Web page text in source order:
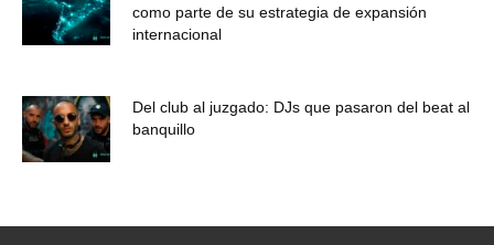
como parte de su estrategia de expansión
internacional
Del club al juzgado: DJs que pasaron del beat al
banquillo